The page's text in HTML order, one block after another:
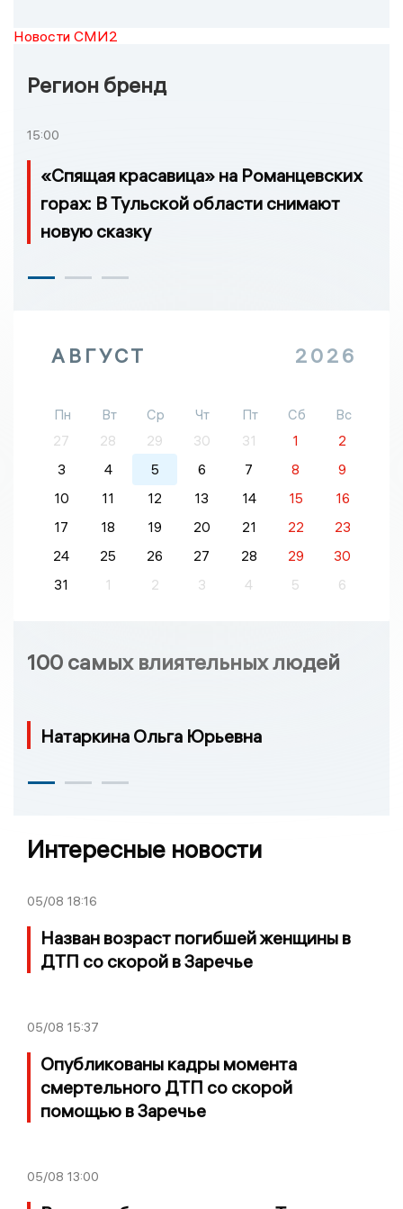
Новости СМИ2
Регион бренд
15:00
«Спящая красавица» на Романцевских
горах: В Тульской области снимают
новую сказку
АВГУСТ 2026
Пн Вт Ср Чт Пт Сб
Вс
27
28 29 30 31 1
2
3
4 5 6 7 8
9
10
11 12 13 14 15
16
17
18 19 20 21 22
23
24
25 26 27 28 29
30
31
1 2 3 4 5 6
100 самых влиятельных людей
Натаркина Ольга Юрьевна
Интересные новости
05/08 18:16
Назван возраст погибшей женщины в
ДТП со скорой в Заречье
05/08 15:37
Опубликованы кадры момента
смертельного ДТП со скорой
помощью в Заречье
05/08 13:00